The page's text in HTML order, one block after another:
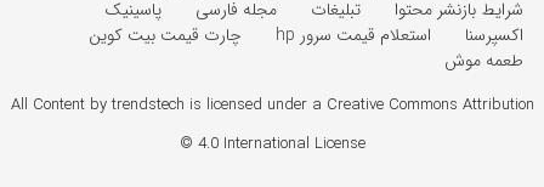
شرایط بازنشر محتوا
تبلیغات مجله فارسی
پاسینیک
اکسپرسنا
استعلام قیمت سرور hp
چارت قیمت بیت کوین
طعمه موش
All Content by trendstech is licensed under a Creative Commons Attribution
4.0 International License ©️